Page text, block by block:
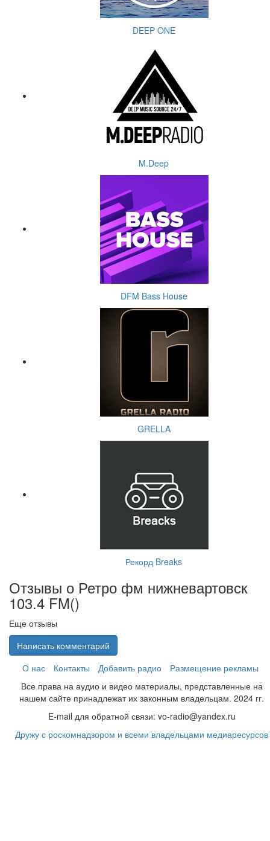
DEEP ONE
M.Deep
DFM Bass House
GRELLA
Рекорд Breaks
Отзывы о Ретро фм нижневартовск
103.4 FM()
Еще отзывы
Написать комментарий
О нас
Контакты Добавить радио
Размещение рекламы
Все права на аудио и видео материалы, представленные на
нашем сайте принадлежат их законным владельцам. 2024 гг.
E-mail для обратной связи: vo-radio@yandex.ru
Дружу с роскомнадзором и всеми владельцами медиаресурсов